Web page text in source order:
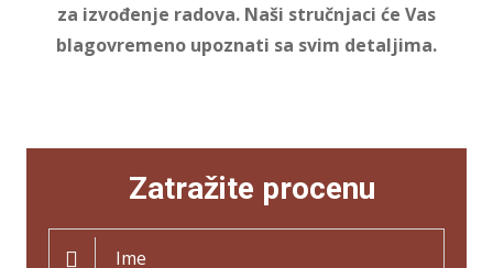
za izvođenje radova. Naši stručnjaci će Vas
blagovremeno upoznati sa svim detaljima.
Zatražite procenu